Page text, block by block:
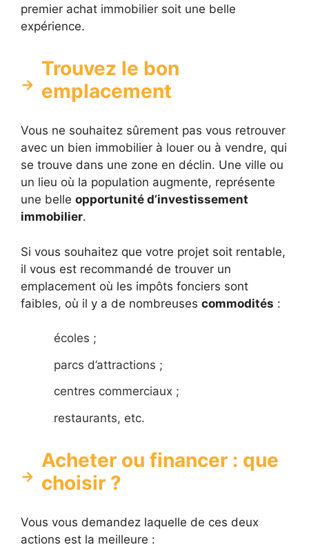
premier achat immobilier soit une belle
expérience.
Trouvez le bon
emplacement
Vous ne souhaitez sûrement pas vous retrouver
avec un bien immobilier à louer ou à vendre, qui
se trouve dans une zone en déclin. Une ville ou
un lieu où la population augmente, représente
une belle opportunité d’investissement
immobilier.
Si vous souhaitez que votre projet soit rentable,
il vous est recommandé de trouver un
emplacement où les impôts fonciers sont
faibles, où il y a de nombreuses commodités :
écoles ;
parcs d’attractions ;
centres commerciaux ;
restaurants, etc.
Acheter ou financer : que
choisir ?
Vous vous demandez laquelle de ces deux
actions est la meilleure :